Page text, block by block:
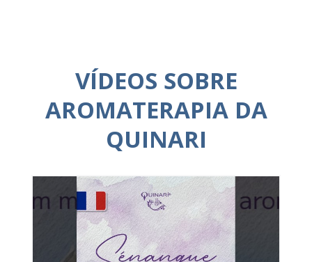
VÍDEOS SOBRE
AROMATERAPIA DA
QUINARI